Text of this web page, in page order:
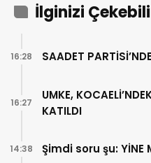
İlginizi
SAADET
16:28
UMKE,
KATILDI
16:27
Şimdi soru şu: YİNE
14:38